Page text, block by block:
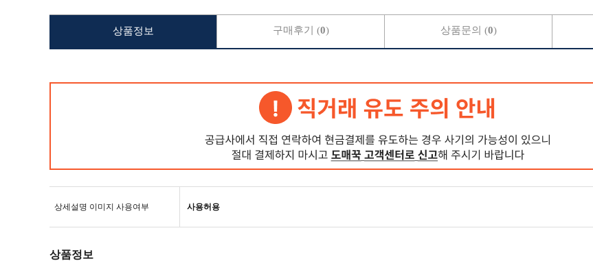
상세설명 이미지 사용여부 사용허용
상품정보
상품정보 구매후기 (0) 상품문의 (0)